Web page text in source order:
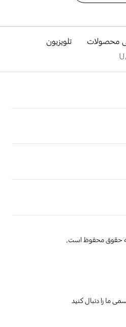
محصولات
تلویزیون
ما را دنبال کنید